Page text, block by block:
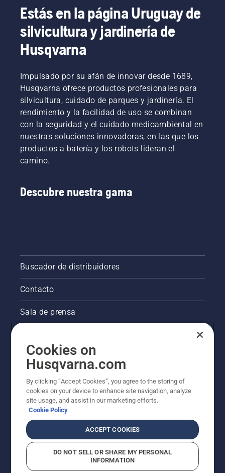
Estás en la página Uruguay de
silvicultura y jardinería de
Husqvarna
Impulsado por su afán de innovar desde 1689,
Husqvarna ofrece productos profesionales para
silvicultura, cuidado de parques y jardinería. El
rendimiento y la facilidad de uso se combinan
con la seguridad y el cuidado medioambiental en
nuestras soluciones innovadoras, en las que los
productos a batería y los robots lideran el
camino.
Descubre nuestra gama
Buscador de distribuidores
Contacto
Sala de prensa
Otros sitios de Husqvarna
La visión de Husqvarna sobre la sostenibilidad
Cookies on
Husqvarna.com
By clicking “Accept Cookies”, you agree to the storing of
cookies on your device to enhance site navigation, analyze
site usage, and assist in our marketing efforts.
Cookie Policy
ACCEPT COOKIES
DO NOT SELL OR SHARE MY PERSONAL
INFORMATION